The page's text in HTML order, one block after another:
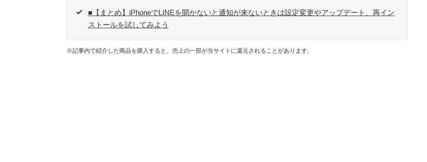
■【まとめ】iPhoneでLINEを開かないと通知が来ないときは設定変更やアップデート、再イン
ストールを試してみよう
※記事内で紹介した商品を購入すると、売上の一部が当サイトに還元されることがあります。